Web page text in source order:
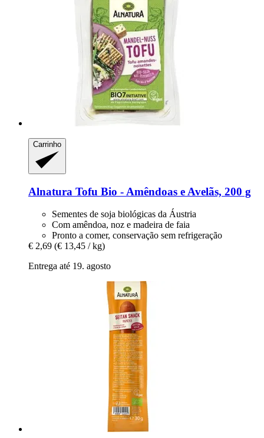
Carrinho
Alnatura Tofu Bio -​ Amêndoas e Avelãs, 200 g
Sementes de soja biológicas da Áustria
Com amêndoa, noz e madeira de faia
Pronto a comer, conservação sem refrigeração
€ 2,69 (€ 13,45 / kg)
Entrega até 19. agosto